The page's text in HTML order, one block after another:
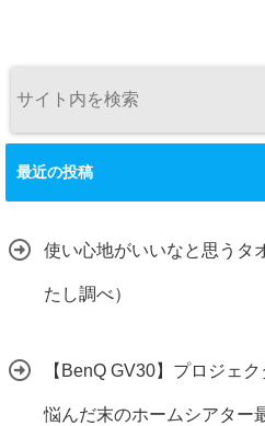
最近の投稿
使い心地がいいなと思うタ
たし調べ）
【BenQ GV30】プロジェ
悩んだ末のホームシアター